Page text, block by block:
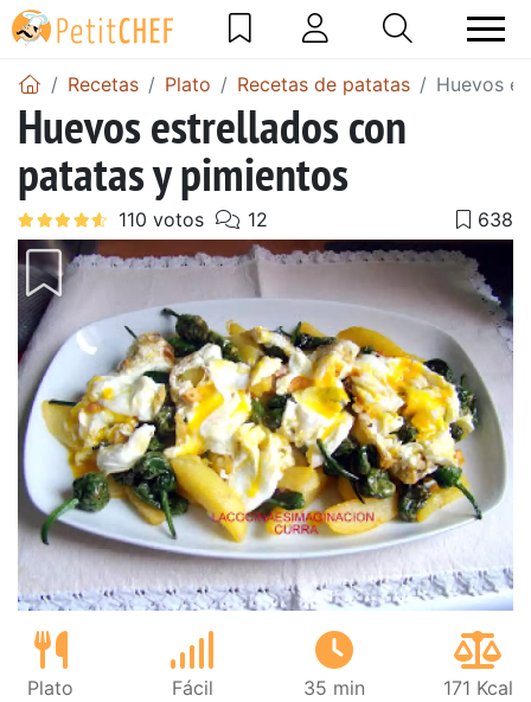
Recetas Plato Recetas de patatas Huevos
Huevos estrellados con
patatas y pimientos
Plato Fácil 35 min 171 Kcal